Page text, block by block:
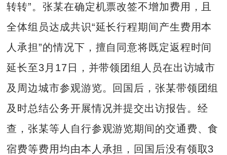
转转”。张某在确定机票改签不增加费用，且
全体组员达成共识“延长行程期间产生费用本
人承担”的情况下，擅自同意将既定返程时间
延长至3月17日，并带领团组人员在出访城市
及周边城市参观游览。回国后，张某带领团组
及时总结公务开展情况并提交出访报告。经
查，张某等人自行参观游览期间的交通费、食
宿费等费用均由本人承担，回国后没有领取3